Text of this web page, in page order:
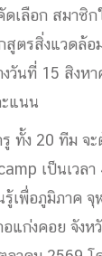
เลือก สมาชิ
ตรสิ่งแวดล้
วันที่ 15 สิงห
แนน
ทั้ง 20 ทีม จะ
เป็นเว
รู้เพื่อภูมิภาค
แก่งคอย จังห